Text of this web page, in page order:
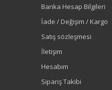
Banka Hesap Bilgileri
İade / Değişim / Kargo
Satış sözleşmesi
İletişim
Hesabım
Sipariş Takibi